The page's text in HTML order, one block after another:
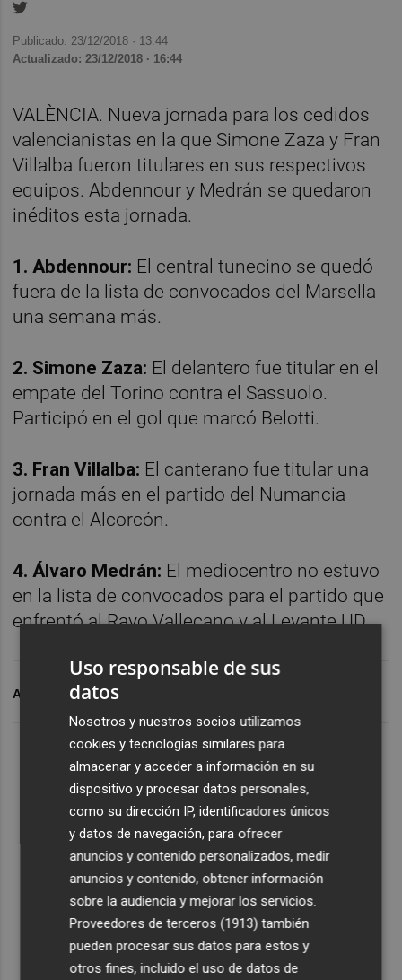
Publicado: 23/12/2018 · 13:44
Actualizado: 23/12/2018 · 16:44
VALÈNCIA. Nueva jornada para los cedidos
valencianistas en la que Simone Zaza y Fran
Villalba fueron titulares en sus respectivos
equipos. Abdennour y Medrán se quedaron
inéditos esta jornada.
1. Abdennour: El central tunecino se quedó
fuera de la lista de convocados del Marsella
una semana más.
2. Simone Zaza: El delantero fue titular en el
empate del Torino contra el Sassuolo.
Participó en el gol que marcó Belotti.
3. Fran Villalba: El canterano fue titular una
jornada más en el partido del Numancia
contra el Alcorcón.
4. Álvaro Medrán: El mediocentro no estuvo
en la lista de convocados para el partido que
enfrentó al Rayo Vallecano y al Levante UD.
ARCHIVADO EN CEDIDOS VCF
Uso responsable de sus
datos
Nosotros y nuestros socios utilizamos
cookies y tecnologías similares para
almacenar y acceder a información en su
dispositivo y procesar datos personales,
como su dirección IP, identificadores únicos
y datos de navegación, para ofrecer
anuncios y contenido personalizados, medir
anuncios y contenido, obtener información
sobre la audiencia y mejorar los servicios.
Proveedores de terceros (1913) también
pueden procesar sus datos para estos y
otros fines, incluido el uso de datos de